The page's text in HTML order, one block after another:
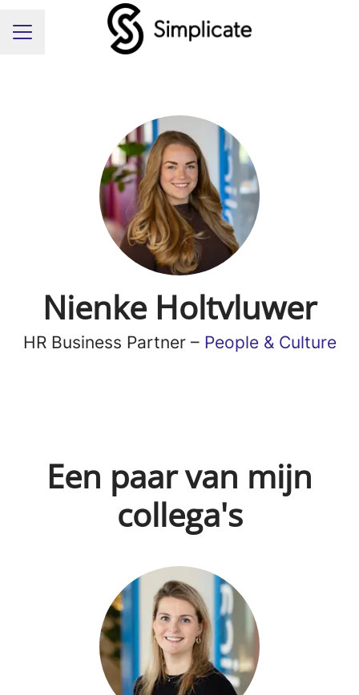
Carrièremenu
Nienke Holtvluwer
HR Business Partner – People & Culture
Een paar van mijn
collega's